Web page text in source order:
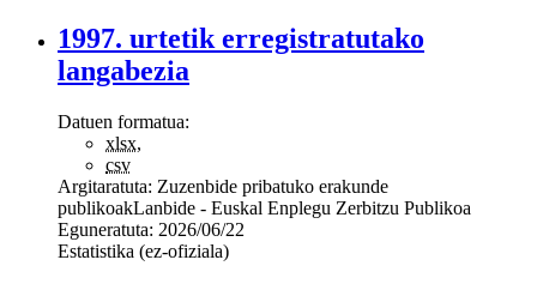
1997. urtetik erregistratutako
langabezia
Datuen formatua:
xlsx,
csv
Argitaratuta: Zuzenbide pribatuko erakunde
publikoakLanbide - Euskal Enplegu Zerbitzu Publikoa
Eguneratuta: 2026/06/22
Estatistika (ez-ofiziala)